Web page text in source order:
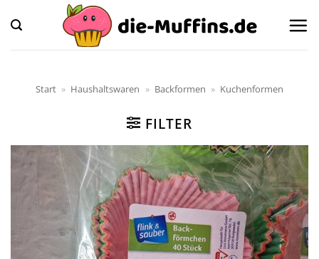
Inhalt
springen
Start » Haushaltswaren » Backformen » Kuchenformen
FILTER